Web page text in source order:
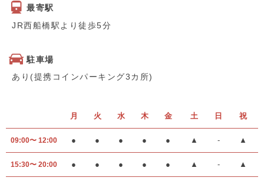
最寄駅
JR西船橋駅より徒歩5分
駐車場
あり(提携コインパーキング3カ所)
月 火 水 木 金 土 日 祝
09:00〜 12:00 ● ● ● ● ● ▲ - ▲
15:30〜 20:00 ● ● ● ● ● ▲ - ▲